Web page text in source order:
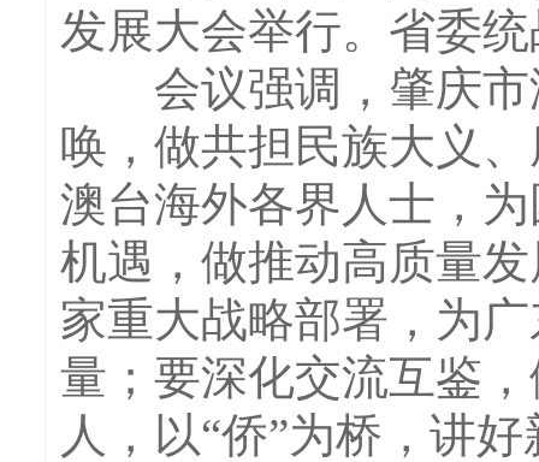
发展大会举行。省委
会议强调，肇庆市
唤，做共担民族大义
澳台海外各界人士，
机遇，做推动高质量
家重大战略部署，为
量；要深化交流互鉴
人，以“侨”为桥，讲